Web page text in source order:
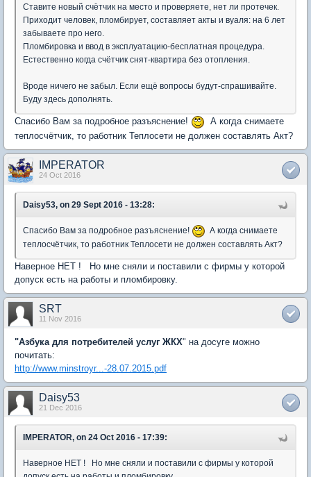
Ставите новый счётчик на место и проверяете, нет ли протечек.
Приходит человек, пломбирует, составляет акты и вуаля: на 6 лет
забываете про него.
Пломбировка и ввод в эксплуатацию-бесплатная процедура.
Естественно когда счётчик снят-квартира без отопления.
Вроде ничего не забыл. Если ещё вопросы будут-спрашивайте.
Буду здесь дополнять.
Спасибо Вам за подробное разъяснение!
А когда снимаете
теплосчётчик, то работник Теплосети не должен составлять Акт?
IMPERATOR
24 Oct 2016
Daisy53, on 29 Sept 2016 - 13:28:
Спасибо Вам за подробное разъяснение!
А когда снимаете
теплосчётчик, то работник Теплосети не должен составлять Акт?
Наверное НЕТ ! Но мне сняли и поставили с фирмы у которой
допуск есть на работы и пломбировку.
SRT
11 Nov 2016
"Азбука для потребителей услуг ЖКХ" на досуге можно
почитать:
http://www.minstroyr...-28.07.2015.pdf
Daisy53
21 Dec 2016
IMPERATOR, on 24 Oct 2016 - 17:39:
Наверное НЕТ ! Но мне сняли и поставили с фирмы у которой